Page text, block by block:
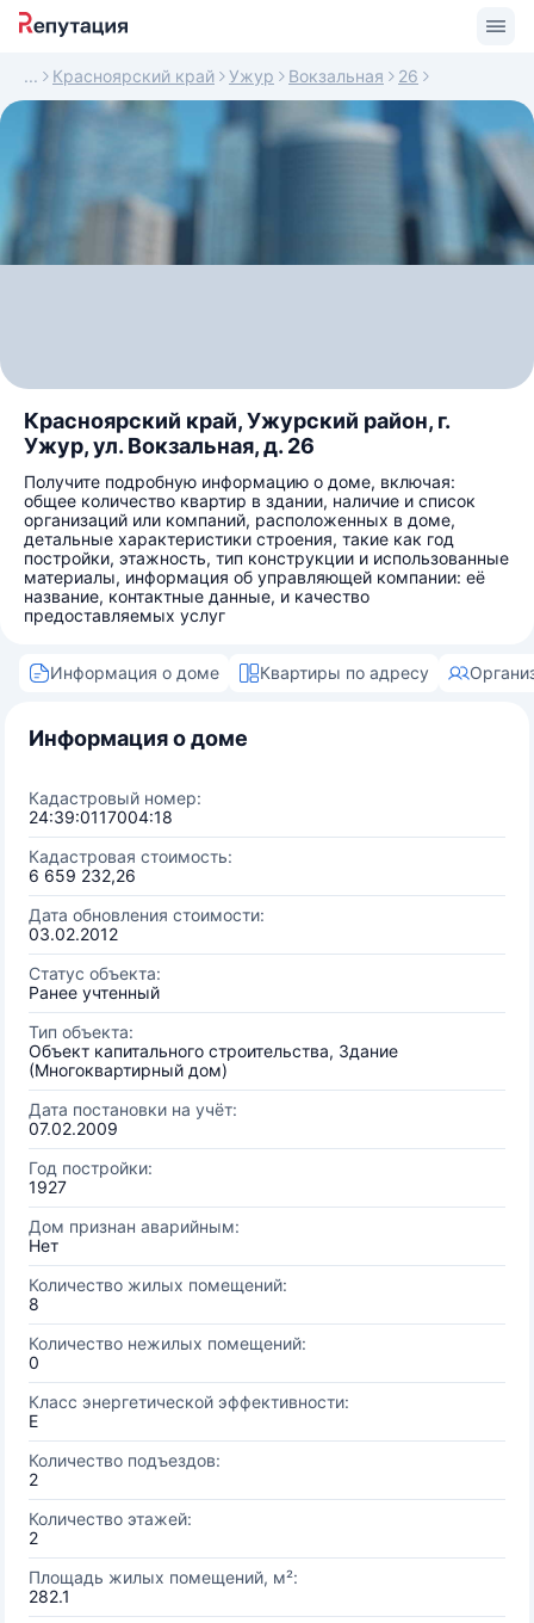
Красноярский край Ужур Вокзальная 26
Красноярский край, Ужурский район, г.
Ужур, ул. Вокзальная, д. 26
Получите подробную информацию о доме, включая:
общее количество квартир в здании, наличие и список
организаций или компаний, расположенных в доме,
детальные характеристики строения, такие как год
постройки, этажность, тип конструкции и использованные
материалы, информация об управляющей компании: её
название, контактные данные, и качество
предоставляемых услуг
Информация о доме Квартиры по адресу
Информация о доме
Кадастровый номер:
24:39:0117004:18
Кадастровая стоимость:
6 659 232,26
Дата обновления стоимости:
03.02.2012
Статус объекта:
Ранее учтенный
Тип объекта:
Объект капитального строительства, Здание
(Многоквартирный дом)
Дата постановки на учёт:
07.02.2009
Год постройки:
1927
Дом признан аварийным:
Нет
Количество жилых помещений:
8
Количество нежилых помещений:
0
Класс энергетической эффективности:
E
Количество подъездов:
2
Количество этажей:
2
Площадь жилых помещений, м²:
282.1